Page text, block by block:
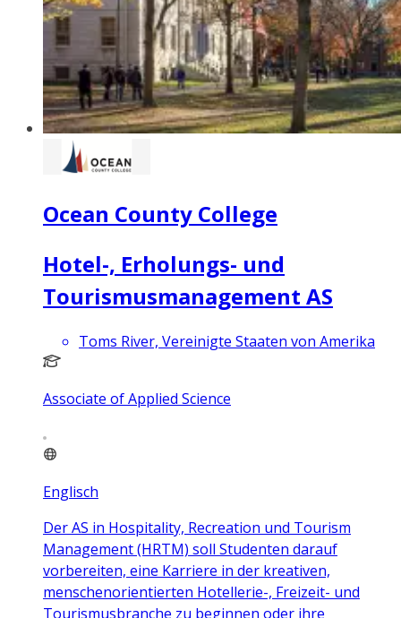
Ocean County College
Hotel-, Erholungs- und
Tourismusmanagement AS
Toms River, Vereinigte Staaten von Amerika
Associate of Applied Science
Englisch
Der AS in Hospitality, Recreation und Tourism
Management (HRTM) soll Studenten darauf
vorbereiten, eine Karriere in der kreativen,
menschenorientierten Hotellerie-, Freizeit- und
Tourismusbranche zu beginnen oder ihre